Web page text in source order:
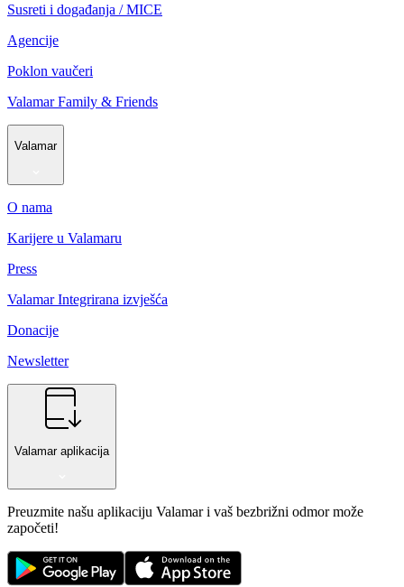
Susreti i događanja / MICE
Agencije
Poklon vaučeri
Valamar Family & Friends
Valamar
O nama
Karijere u Valamaru
Press
Valamar Integrirana izvješća
Donacije
Newsletter
Valamar aplikacija
Preuzmite našu aplikaciju Valamar i vaš bezbrižni odmor može
započeti!